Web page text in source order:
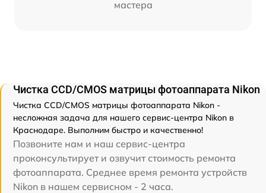
мастера
Чистка CCD/CMOS матрицы фотоаппарата Nikon
Чистка CCD/CMOS матрицы фотоаппарата Nikon -
несложная задача для нашего сервис-центра Nikon в
Краснодаре. Выполним быстро и качественно!
Позвоните нам и наш сервис-центра
проконсультирует и озвучит стоимость ремонта
фотоаппарата. Среднее время ремонта устройств
Nikon в нашем сервисном - 2 часа.